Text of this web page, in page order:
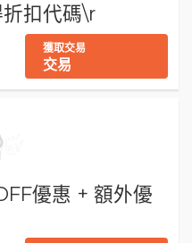
扣代碼\r
獲取交易
交易
優惠 + 額外優